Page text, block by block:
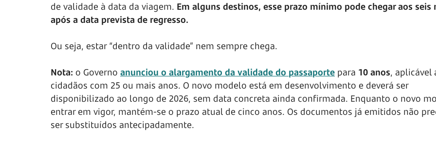
de validade à data da viagem. Em alguns destinos, esse prazo mínimo pode chegar aos seis
após a data prevista de regresso.
Ou seja, estar “dentro da validade” nem sempre chega.
Nota: o Governo anunciou o alargamento da validade do passaporte para 10 anos, aplicável
cidadãos com 25 ou mais anos. O novo modelo está em desenvolvimento e deverá ser
disponibilizado ao longo de 2026, sem data concreta ainda confirmada. Enquanto o novo
entrar em vigor, mantém-se o prazo atual de cinco anos. Os documentos já emitidos não
ser substituídos antecipadamente.